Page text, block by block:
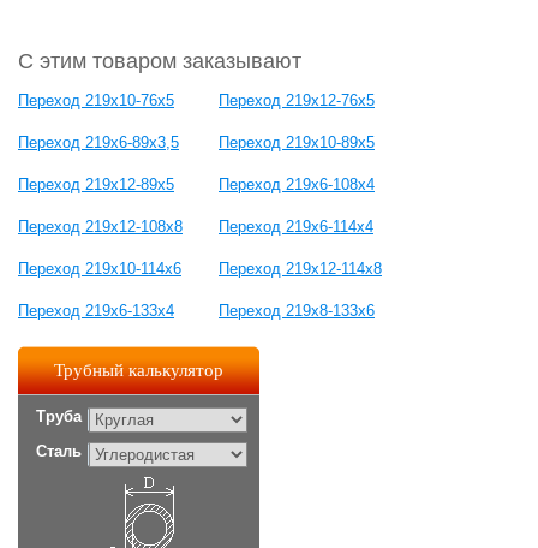
С этим товаром заказывают
Переход 219х10-76х5 Переход 219х12-76х5
Переход 219х6-89х3,5 Переход 219х10-89х5
Переход 219х12-89х5 Переход 219х6-108х4
Переход 219х12-108х8 Переход 219х6-114х4
Переход 219х10-114х6 Переход 219х12-114х8
Переход 219х6-133х4 Переход 219х8-133х6
Трубный калькулятор
Труба
Сталь